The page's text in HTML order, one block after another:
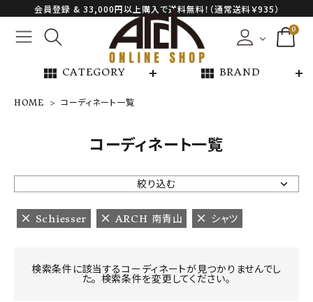
会員登録 & 33,000円以上購入で送料無料！（通常送料￥935）
0
view_module CATEGORY view_module BRAND
NEW ARRIVAL
ARCH EXCLUSIVE
BRAND
HOME コーディネート一覧
コーディネート一覧
絞り込む
Schiesser ARCH 南青山 シャツ
検索条件に該当するコーディネートが見つかりませんでし
た。 検索条件を変更してください。